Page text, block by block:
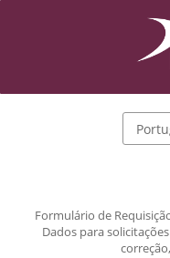
Formulário de
Dados para